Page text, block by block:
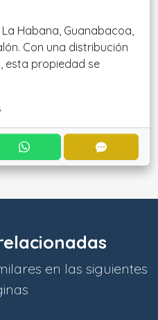
Habana, Guanabacoa,
Con una distribución
esta propiedad se
CONTACTAR POR
en las siguientes